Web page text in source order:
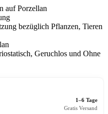
auf Porzellan
bezüglich Pflanzen, Tieren
Geruchlos und Ohne
1–6 Tage
Gratis Versand